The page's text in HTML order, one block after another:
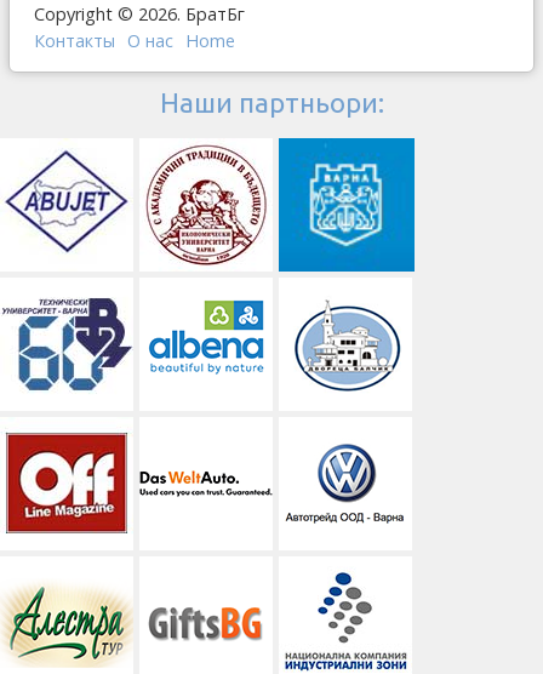
Copyright © 2026. БратБг
Контакты
О наc Home
Наши партньори: